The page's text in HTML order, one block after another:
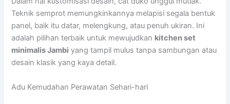
Teknik semprot memungkinkannya melapisi segala bentuk
panel, baik itu datar, melengkung, atau penuh ukiran. Ini
adalah pilihan terbaik untuk mewujudkan kitchen set
minimalis Jambi yang tampil mulus tanpa sambungan atau
desain klasik yang kaya detail.
Adu Kemudahan Perawatan Sehari-hari